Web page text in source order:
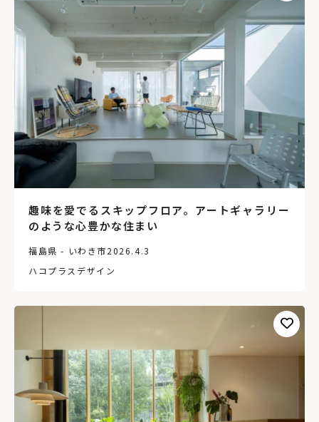
趣味を愛でるスキップフロア。アートギャラリー
のような心豊かな住まい
福島県 - いわき市2026.4.3
ハコプラスデザイン